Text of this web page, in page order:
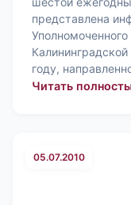
представлена
году,
Читать
05.07.2010